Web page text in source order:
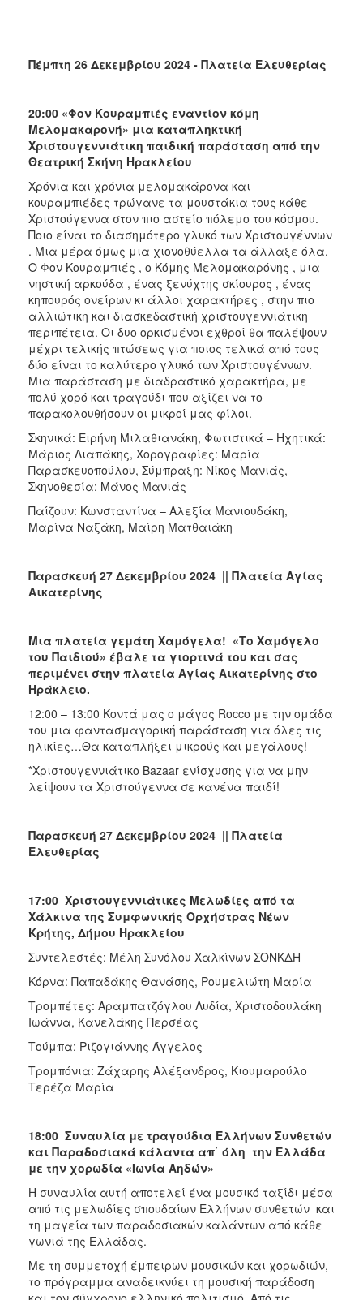
Πέμπτη 26 Δεκεμβρίου 2024 - Πλατεία Ελευθερίας
20:00 «Φον Κουραμπιές εναντίον κόμη
Μελομακαρονή» μια καταπληκτική
Χριστουγεννιάτικη παιδική παράσταση από την
Θεατρική Σκήνη Ηρακλείου
Χρόνια και χρόνια μελομακάρονα και
κουραμπιέδες τρώγανε τα μουστάκια τους κάθε
Χριστούγεννα στον πιο αστείο πόλεμο του κόσμου.
Ποιο είναι το διασημότερο γλυκό των Χριστουγέννων
. Μια μέρα όμως μια χιονοθύελλα τα άλλαξε όλα.
Ο Φον Κουραμπιές , ο Κόμης Μελομακαρόνης , μια
νηστική αρκούδα , ένας ξενύχτης σκίουρος , ένας
κηπουρός ονείρων κι άλλοι χαρακτήρες , στην πιο
αλλιώτικη και διασκεδαστική χριστουγεννιάτικη
περιπέτεια. Οι δυο ορκισμένοι εχθροί θα παλέψουν
μέχρι τελικής πτώσεως για ποιος τελικά από τους
δύο είναι το καλύτερο γλυκό των Χριστουγέννων.
Μια παράσταση με διαδραστικό χαρακτήρα, με
πολύ χορό και τραγούδι που αξίζει να το
παρακολουθήσουν οι μικροί μας φίλοι.
Σκηνικά: Ειρήνη Μιλαθιανάκη, Φωτιστικά – Ηχητικά:
Μάριος Λιαπάκης, Χορογραφίες: Μαρία
Παρασκευοπούλου, Σύμπραξη: Νίκος Μανιάς,
Σκηνοθεσία: Μάνος Μανιάς
Παίζουν: Κωνσταντίνα – Αλεξία Μανιουδάκη,
Μαρίνα Ναξάκη, Μαίρη Ματθαιάκη
Παρασκευή 27 Δεκεμβρίου 2024 || Πλατεία Αγίας
Αικατερίνης
Μια πλατεία γεμάτη Χαμόγελα! «Το Χαμόγελο
του Παιδιού» έβαλε τα γιορτινά του και σας
περιμένει στην πλατεία Αγίας Αικατερίνης στο
Ηράκλειο.
12:00 – 13:00 Κοντά μας ο μάγος Rocco με την ομάδα
του μια φαντασμαγορική παράσταση για όλες τις
ηλικίες…Θα καταπλήξει μικρούς και μεγάλους!
*Χριστουγεννιάτικο Bazaar ενίσχυσης για να μην
λείψουν τα Χριστούγεννα σε κανένα παιδί!
Παρασκευή 27 Δεκεμβρίου 2024 || Πλατεία
Ελευθερίας
17:00 Χριστουγεννιάτικες Μελωδίες από τα
Χάλκινα της Συμφωνικής Ορχήστρας Νέων
Κρήτης, Δήμου Ηρακλείου
Συντελεστές: Μέλη Συνόλου Χαλκίνων ΣΟΝΚΔΗ
Κόρνα: Παπαδάκης Θανάσης, Ρουμελιώτη Μαρία
Τρομπέτες: Αραμπατζόγλου Λυδία, Χριστοδουλάκη
Ιωάννα, Κανελάκης Περσέας
Τούμπα: Ριζογιάννης Άγγελος
Τρομπόνια: Ζάχαρης Αλέξανδρος, Κιουμαρούλο
Τερέζα Μαρία
18:00 Συναυλία με τραγούδια Ελλήνων Συνθετών
και Παραδοσιακά κάλαντα απ΄ όλη την Ελλάδα
με την χορωδία «Ιωνία Αηδών»
Η συναυλία αυτή αποτελεί ένα μουσικό ταξίδι μέσα
από τις μελωδίες σπουδαίων Ελλήνων συνθετών και
τη μαγεία των παραδοσιακών καλάντων από κάθε
γωνιά της Ελλάδας.
Με τη συμμετοχή έμπειρων μουσικών και χορωδιών,
το πρόγραμμα αναδεικνύει τη μουσική παράδοση